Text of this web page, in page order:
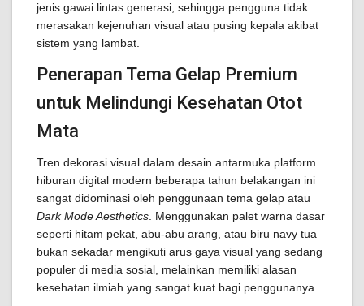
jenis gawai lintas generasi, sehingga pengguna tidak
merasakan kejenuhan visual atau pusing kepala akibat
sistem yang lambat.
Penerapan Tema Gelap Premium
untuk Melindungi Kesehatan Otot
Mata
Tren dekorasi visual dalam desain antarmuka platform
hiburan digital modern beberapa tahun belakangan ini
sangat didominasi oleh penggunaan tema gelap atau
Dark Mode Aesthetics . Menggunakan palet warna dasar
seperti hitam pekat, abu-abu arang, atau biru navy tua
bukan sekadar mengikuti arus gaya visual yang sedang
populer di media sosial, melainkan memiliki alasan
kesehatan ilmiah yang sangat kuat bagi penggunanya.